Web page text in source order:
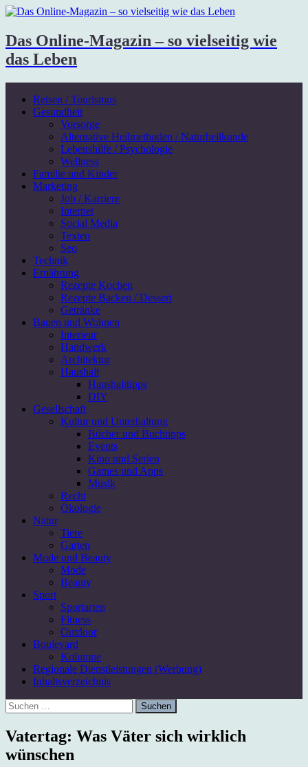
Das Online-Magazin – so vielseitig wie
das Leben
Reisen / Tourismus
Gesundheit
Vorsorge
Alternative Heilmethoden / Naturheilkunde
Lebenshilfe / Psychologie
Wellness
Familie und Kinder
Marketing
Job / Karriere
Internet
Social Media
Texten
Seo
Technik
Ernährung
Rezepte Kochen
Rezepte Backen / Dessert
Getränke
Bauen und Wohnen
Interieur
Handwerk
Architektur
Haushalt
Haushalttipps
DIY
Gesellschaft
Kultur und Unterhaltung
Bücher und Buchtipps
Events
Kino und Serien
Games und Apps
Musik
Recht
Ökologie
Natur
Tiere
Garten
Mode und Beauty
Mode
Beauty
Sport
Sportarten
Fitness
Outdoor
Boulevard
Kolumne
Regionale Dienstleistungen (Werbung)
Inhaltsverzeichnis
Suchen
nach:
Vatertag: Was Väter sich wirklich
wünschen